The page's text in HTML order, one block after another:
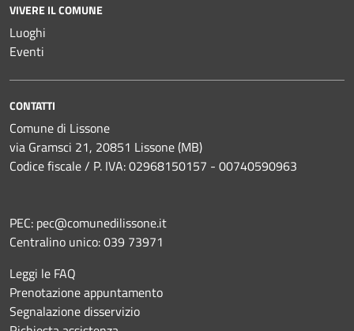
VIVERE IL COMUNE
Luoghi
Eventi
CONTATTI
Comune di Lissone
via Gramsci 21, 20851 Lissone (MB)
Codice fiscale / P. IVA: 02968150157 - 00740590963
PEC: pec@comunedilissone.it
Centralino unico:039 73971
Leggi le FAQ
Prenotazione appuntamento
Segnalazione disservizio